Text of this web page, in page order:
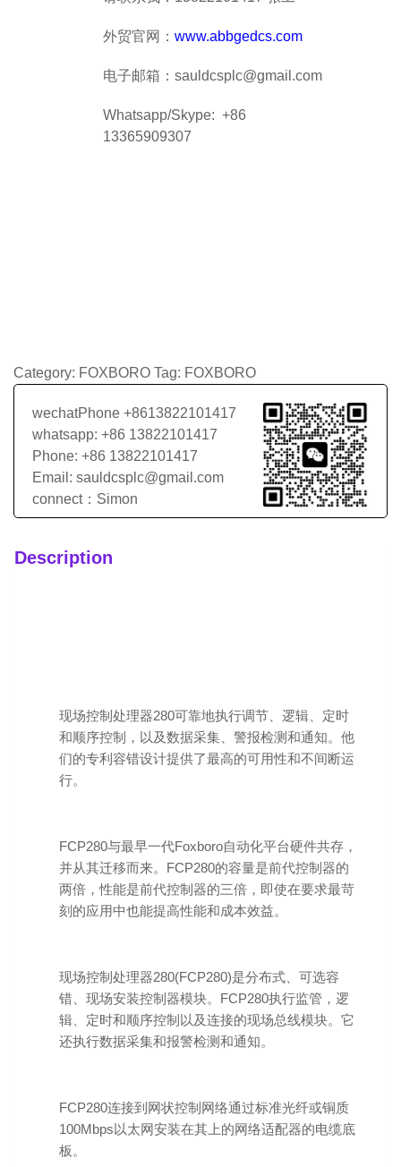
外贸官网： www.abbgedcs.com
电子邮箱：sauldcsplc@gmail.com
Whatsapp/Skype: +86
13365909307
Category: FOXBORO Tag: FOXBORO
wechatPhone +8613822101417
whatsapp: +86 13822101417
Phone: +86 13822101417
Email: sauldcsplc@gmail.com
connect：Simon
Description
现场控制处理器280可靠地执行调节、逻辑、定时
和顺序控制，以及数据采集、警报检测和通知。他
们的专利容错设计提供了最高的可用性和不间断运
行。
FCP280与最早一代Foxboro自动化平台硬件共存，
并从其迁移而来。FCP280的容量是前代控制器的
两倍，性能是前代控制器的三倍，即使在要求最苛
刻的应用中也能提高性能和成本效益。
现场控制处理器280(FCP280)是分布式、可选容
错、现场安装控制器模块。FCP280执行监管，逻
辑、定时和顺序控制以及连接的现场总线模块。它
还执行数据采集和报警检测和通知。
FCP280连接到网状控制网络通过标准光纤或铜质
100Mbps以太网安装在其上的网络适配器的电缆底
板。